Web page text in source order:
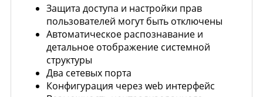
Защита доступа и настройки прав
пользователей могут быть отключены
Автоматическое распознавание и
детальное отображение системной
структуры
Два сетевых порта
Конфигурация через web интерфейс